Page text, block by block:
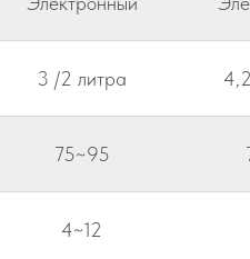
3 /2 литра
75~95
4~12